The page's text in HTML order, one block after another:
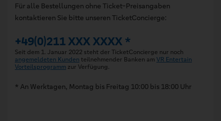
Für alle Bestellungen ohne Ticket-Preisangaben
kontaktieren Sie bitte unseren TicketConcierge:
+49(0)211 XXX XXXX *
Seit dem 1. Januar 2022 steht der TicketConcierge nur noch
angemeldeten Kunden teilnehmender Banken am VR Entertain
Vorteilsprogramm zur Verfügung.
* An Werktagen, Montag bis Freitag 10:00 bis 18:00 Uhr